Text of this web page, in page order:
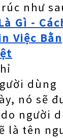
như
Gì -
Việc
dùng
nó sẽ
người
là tên